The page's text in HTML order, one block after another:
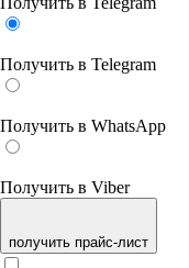
Получить в Telegram
Получить в WhatsApp
Получить в Viber
получить прайс-лист